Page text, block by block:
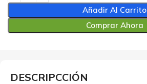
Añadir Al Carrito
Comprar Ahora
DESCRIPCCIÓN